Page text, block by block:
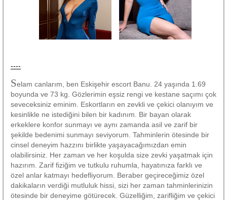
----
Selam canlarım, ben Eskişehir escort Banu. 24 yaşında 1.69
boyunda ve 73 kg. Gözlerimin eşsiz rengi ve kestane saçımı çok
seveceksiniz eminim. Eskortların en zevkli ve çekici olanıyım ve
kesinlikle ne istediğini bilen bir kadınım. Bir bayan olarak
erkeklere konfor sunmayı ve aynı zamanda asil ve zarif bir
şekilde bedenimi sunmayı seviyorum. Tahminlerin ötesinde bir
cinsel deneyim hazzını birlikte yaşayacağımızdan emin
olabilirsiniz. Her zaman ve her koşulda size zevki yaşatmak için
hazırım. Zarif fiziğim ve tutkulu ruhumla, hayatınıza farklı ve
özel anlar katmayı hedefliyorum. Beraber geçireceğimiz özel
dakikaların verdiği mutluluk hissi, sizi her zaman tahminlerinizin
ötesinde bir deneyime götürecek. Güzelliğim, zarifliğim ve çekici